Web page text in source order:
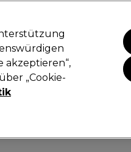
Inspiration Neue Produkte
akzeptieren“,
„Cookie-